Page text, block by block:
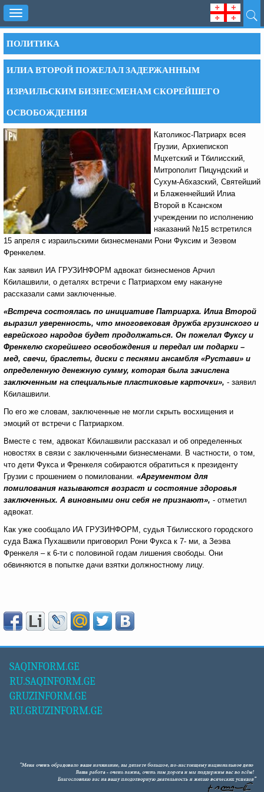
Toggle
navigation
ПОЛИТИКА
ИЛИА ВТОРОЙ ПОЖЕЛАЛ ЗАДЕРЖАННЫМ
ИЗРАИЛЬСКИМ БИЗНЕСМЕНАМ СКОРЕЙШЕГО
ОСВОБОЖДЕНИЯ
Католикос-Патриарх всея
Грузии, Архиепископ
Мцхетский и Тбилисский,
Митрополит Пицундский и
Сухум-Абхазский, Святейший
и Блаженнейший Илиа
Второй в Ксанском
учреждении по исполнению
наказаний №15 встретился
15 апреля с израильскими бизнесменами Рони Фуксим и Зеэвом
Френкелем.
Как заявил ИА ГРУЗИНФОРМ адвокат бизнесменов Арчил
Кбилашвили, о деталях встречи с Патриархом ему накануне
рассказали сами заключенные.
«Встреча состоялась по инициативе Патриарха. Илиа Второй
выразил уверенность, что многовековая дружба грузинского и
еврейского народов будет продолжаться. Он пожелал Фуксу и
Френкелю скорейшего освобождения и передал им подарки –
мед, свечи, браслеты, диски с песнями ансамбля «Рустави» и
определенную денежную сумму, которая была зачислена
заключенным на специальные пластиковые карточки», - заявил
Кбилашвили.
По его же словам, заключенные не могли скрыть восхищения и
эмоций от встречи с Патриархом.
Вместе с тем, адвокат Кбилашвили рассказал и об определенных
новостях в связи с заключенными бизнесменами. В частности, о том,
что дети Фукса и Френкеля собираются обратиться к президенту
Грузии с прошением о помиловании. «Аргументом для
помилования называются возраст и состояние здоровья
заключенных. А виновными они себя не признают», - отметил
адвокат.
Как уже сообщало ИА ГРУЗИНФОРМ, судья Тбилисского городского
суда Важа Пухашвили приговорил Рони Фукса к 7- ми, а Зеэва
Френкеля – к 6-ти с половиной годам лишения свободы. Они
обвиняются в попытке дачи взятки должностному лицу.
SAQINFORM.GE
RU.SAQINFORM.GE
GRUZINFORM.GE
RU.GRUZINFORM.GE